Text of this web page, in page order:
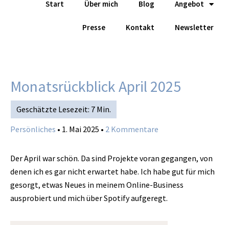
Start Über mich Blog Angebot
Presse Kontakt Newsletter
Monatsrückblick April 2025
Persönliches • 1. Mai 2025 • 2 Kommentare
Der April war schön. Da sind Projekte voran gegangen, von
denen ich es gar nicht erwartet habe. Ich habe gut für mich
gesorgt, etwas Neues in meinem Online-Business
ausprobiert und mich über Spotify aufgeregt.